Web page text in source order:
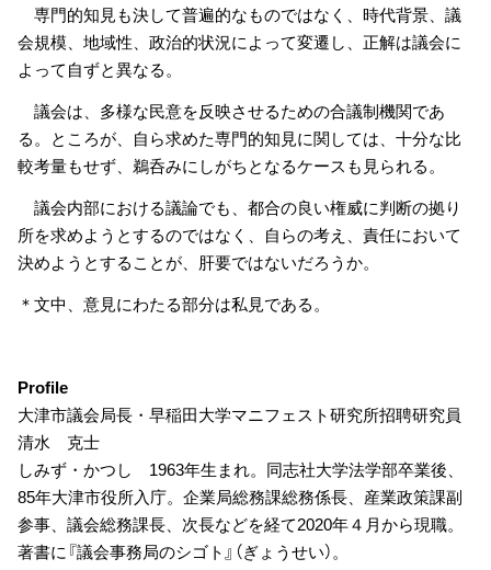
専門的知見も決して普遍的なものではなく、時代背景、議
会規模、地域性、政治的状況によって変遷し、正解は議会に
よって自ずと異なる。
議会は、多様な民意を反映させるための合議制機関であ
る。ところが、自ら求めた専門的知見に関しては、十分な比
較考量もせず、鵜呑みにしがちとなるケースも見られる。
議会内部における議論でも、都合の良い権威に判断の拠り
所を求めようとするのではなく、自らの考え、責任において
決めようとすることが、肝要ではないだろうか。
＊文中、意見にわたる部分は私見である。
Profile
大津市議会局長・早稲田大学マニフェスト研究所招聘研究員
清水 克士
しみず・かつし 1963年生まれ。同志社大学法学部卒業後、
85年大津市役所入庁。企業局総務課総務係長、産業政策課副
参事、議会総務課長、次長などを経て2020年４月から現職。
著書に『議会事務局のシゴト』（ぎょうせい）。